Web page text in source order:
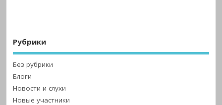
Рубрики
Без рубрики
Блоги
Новости и слухи
Новые участники